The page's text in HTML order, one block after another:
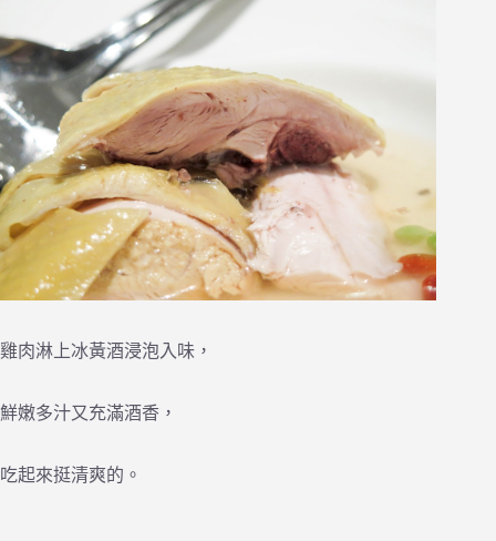
雞肉淋上冰黃酒浸泡入味，
鮮嫩多汁又充滿酒香，
吃起來挺清爽的。